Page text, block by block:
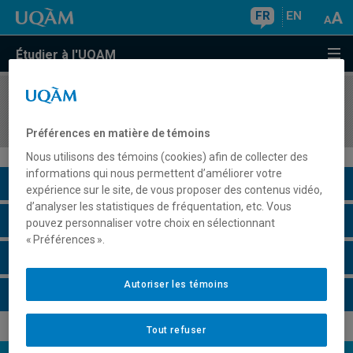
FR EN
Étudier à l'UQAM
COURS//
Description du cours
Horaire - Été 2026
Préférences en matière de témoins
Nous utilisons des témoins (cookies) afin de collecter des
informations qui nous permettent d’améliorer votre
expérience sur le site, de vous proposer des contenus vidéo,
d’analyser les statistiques de fréquentation, etc. Vous
pouvez personnaliser votre choix en sélectionnant
« Préférences ».
Tout refuser
Autoriser les témoins